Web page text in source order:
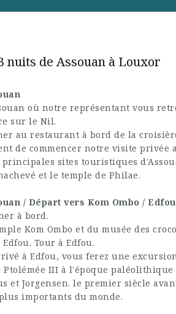
nuits de Assouan à Louxor
où notre représentant vous
sur le Nil.
au restaurant à bord de la
de commencer notre visite
sites touristiques
et le temple de Philae.
/ Départ vers Kom Ombo / Edfou
à bord.
Kom Ombo et du musée des
Tour à Edfou.
à Edfou, vous ferez une
III à l'époque paléolithique
et Jorgensen. le premier siècle
importants du monde.